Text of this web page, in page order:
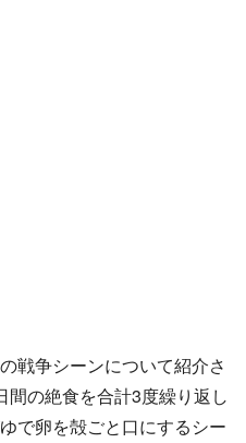
戦争シーンについて紹介さ
の絶食を合計3度繰り返し
で卵を殻ごと口にするシー